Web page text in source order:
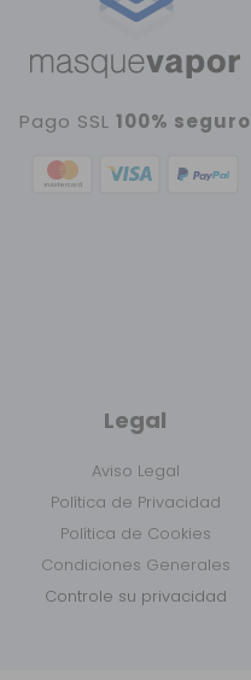
Pago SSL100% seguro
Legal
Aviso Legal
Política de Privacidad
Política de Cookies
Condiciones Generales
Controle su privacidad